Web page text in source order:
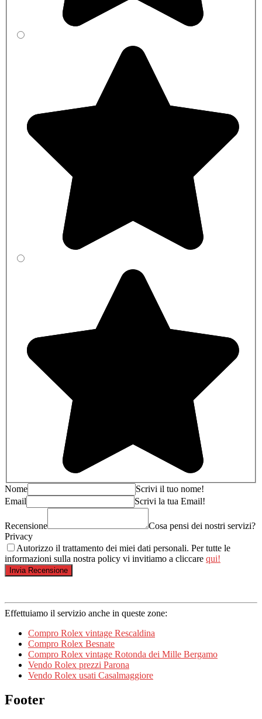
Nome
Scrivi il tuo nome!
Email
Scrivi la tua Email!
Recensione
Cosa pensi dei nostri servizi?
Privacy
Autorizzo il trattamento dei miei dati personali. Per tutte le
informazioni sulla nostra policy vi invitiamo a cliccare qui!
Effettuiamo il servizio anche in queste zone:
Compro Rolex vintage Rescaldina
Compro Rolex Besnate
Compro Rolex vintage Rotonda dei Mille Bergamo
Vendo Rolex prezzi Parona
Vendo Rolex usati Casalmaggiore
Footer